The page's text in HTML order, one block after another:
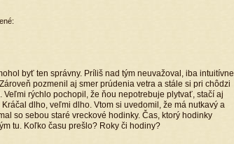
byť ten správny. Príliš nad tým neuvažoval, iba intuitívne
pozmenil aj smer prúdenia vetra a stále si pri chôdzi
rýchlo pochopil, že ňou nepotrebuje plytvať, stačí aj
dlho, veľmi dlho. Vtom si uvedomil, že má nutkavý a
so sebou staré vreckové hodinky. Čas, ktorý hodinky
tu. Koľko času prešlo? Roky či hodiny?